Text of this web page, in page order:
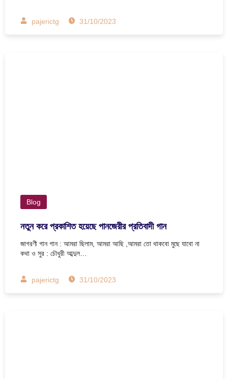
pajerictg 31/10/2023
Blog
নতুন করে প্রকাশিত হয়েছে পানজেরীর প্রতিবাদী গান
জাগরণী গান গান : আমরা ছিলাম, আমরা আছি ,আমরা তো থাকবো মুছে যাবো না
কথা ও সুর : চৌধুরী আব্দুল…
pajerictg 31/10/2023